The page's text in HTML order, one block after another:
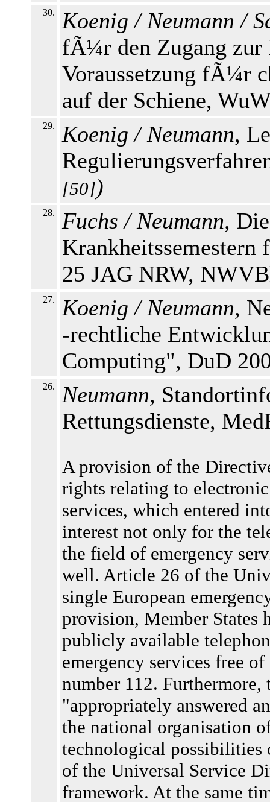
30.
Koenig / Neumann /
fÃ¼r den Zugang zur
Voraussetzung fÃ¼r
auf der Schiene,
29. Koenig / Neumann,
[50])
28. Fuchs / Neumann,
25 JAG NRW,
27. Koenig / Neumann,
-rechtliche
Computing", DuD
26. Neumann,
Rettungsdienste,
A provision of the
rights relating to
services, which entered
interest not only for the
the field of emergency
well. Article 26 of the
single European
provision, Member States
publicly available
emergency services free
number 112. Furthermore,
"appropriately answered
the national organisation
technological possibilities
of the Universal Service
framework. At the same